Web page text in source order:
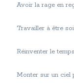
Avoir la rage en
Travailler à être
Réinventer le
Monter sur un ciel